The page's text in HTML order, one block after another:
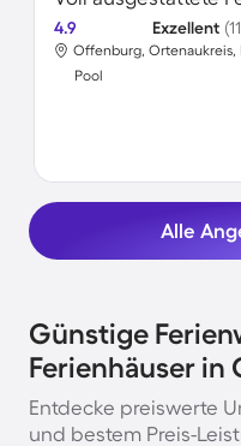
4.9 Exzellent
Offenburg, Ortenaukreis,
Pool
Alle
Günstige
Ferienhäuser in
Entdecke preiswerte
und bestem Preis-